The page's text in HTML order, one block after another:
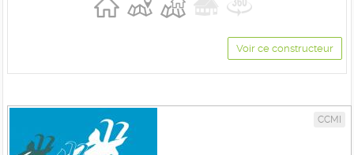
Voir ce constructeur
CCMI